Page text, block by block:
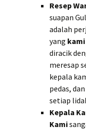
Resep
suapan
adalah
yang kami
diracik
meresap
kepala
pedas,
setiap
Kepala
Kami